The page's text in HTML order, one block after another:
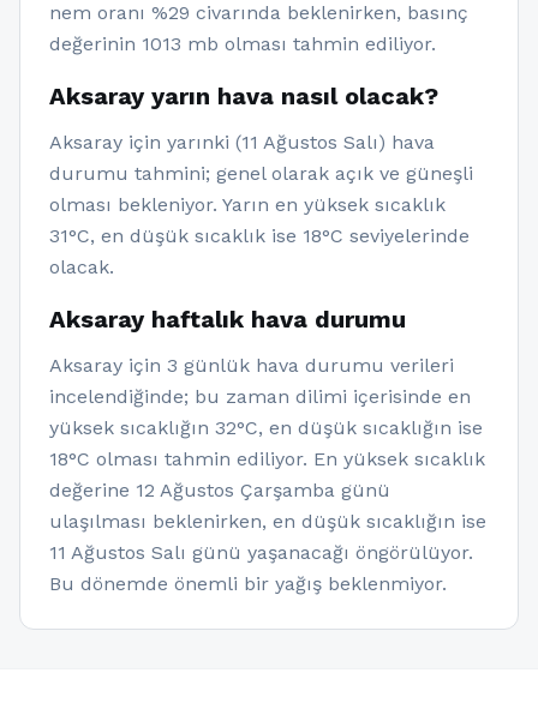
nem oranı %29 civarında beklenirken, basınç
değerinin 1013 mb olması tahmin ediliyor.
Aksaray yarın hava nasıl olacak?
Aksaray için yarınki (11 Ağustos Salı) hava
durumu tahmini; genel olarak açık ve güneşli
olması bekleniyor. Yarın en yüksek sıcaklık
31°C, en düşük sıcaklık ise 18°C seviyelerinde
olacak.
Aksaray haftalık hava durumu
Aksaray için 3 günlük hava durumu verileri
incelendiğinde; bu zaman dilimi içerisinde en
yüksek sıcaklığın 32°C, en düşük sıcaklığın ise
18°C olması tahmin ediliyor. En yüksek sıcaklık
değerine 12 Ağustos Çarşamba günü
ulaşılması beklenirken, en düşük sıcaklığın ise
11 Ağustos Salı günü yaşanacağı öngörülüyor.
Bu dönemde önemli bir yağış beklenmiyor.